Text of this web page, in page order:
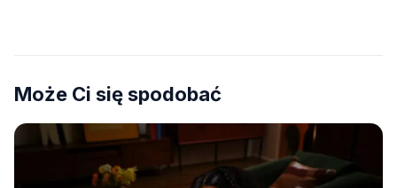
Może Ci się spodobać